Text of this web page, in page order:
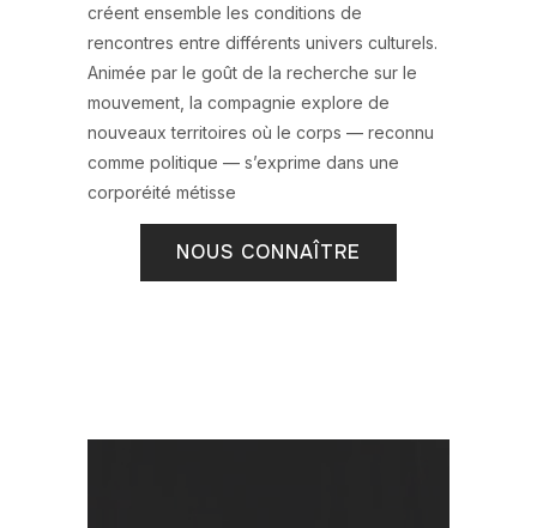
créent ensemble les conditions de
rencontres entre différents univers culturels.
Animée par le goût de la recherche sur le
mouvement, la compagnie explore de
nouveaux territoires où le corps — reconnu
comme politique — s’exprime dans une
corporéité métisse
NOUS CONNAÎTRE